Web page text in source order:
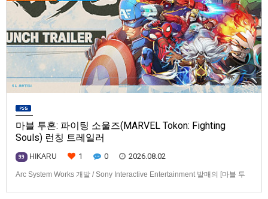
마블 투혼: 파이팅 소울즈(MARVEL Tokon: Fighting
Souls) 런칭 트레일러
99 HIKARU 1 0 2026.08.02
Arc System Works 개발 / Sony Interactive Entertainment 발매의 [마블 투